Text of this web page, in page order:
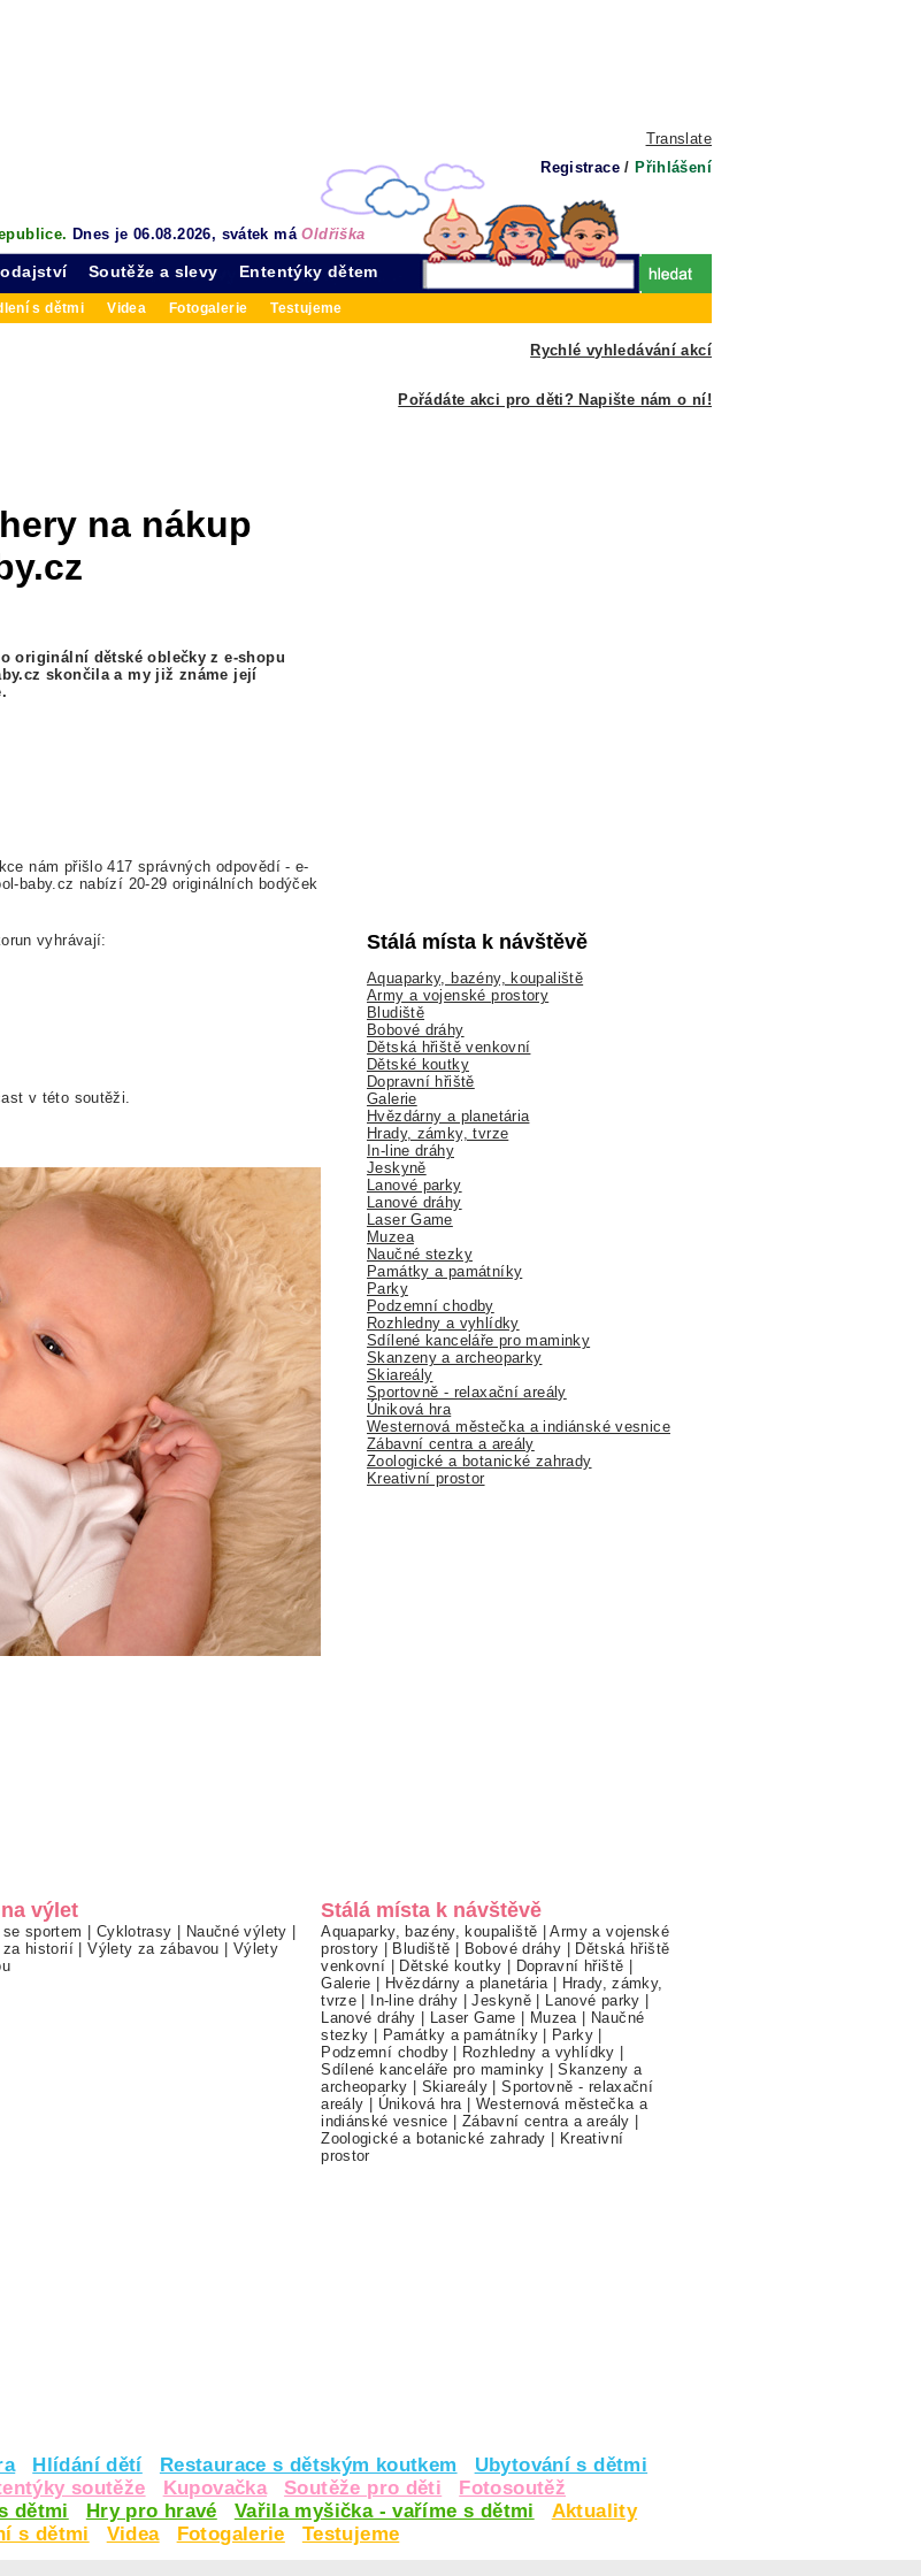
Translate
Registrace / Přihlášení
Dnes je 06.08.2026, svátek máOldřiška
s dětmi Videa Fotogalerie Testujeme
Soutěže a slevy Ententýky dětem
Rychlé vyhledávání akcí
Pořádáte akci pro děti? Napište nám o ní!
na nákup
originální dětské oblečky z e-shopu
skončila a my již známe její
nám přišlo 417 správných odpovědí - e-
baby.cz nabízí 20-29 originálních bodýček
vyhrávají:
v této soutěži.
Stálá místa k návštěvě
Aquaparky, bazény, koupaliště
Army a vojenské prostory
Bludiště
Bobové dráhy
Dětská hřiště venkovní
Dětské koutky
Dopravní hřiště
Galerie
Hvězdárny a planetária
Hrady, zámky, tvrze
In-line dráhy
Jeskyně
Lanové parky
Lanové dráhy
Laser Game
Muzea
Naučné stezky
Památky a památníky
Parky
Podzemní chodby
Rozhledny a vyhlídky
Sdílené kanceláře pro maminky
Skanzeny a archeoparky
Skiareály
Sportovně - relaxační areály
Úniková hra
Westernová městečka a indiánské vesnice
Zábavní centra a areály
Zoologické a botanické zahrady
Kreativní prostor
výlet
sportem | Cyklotrasy | Naučné výlety |
historií |Výlety za zábavou | Výlety
Stálá místa k návštěvě
Aquaparky, bazény, koupaliště |Army a vojenské
prostory | Bludiště | Bobové dráhy | Dětská hřiště
venkovní | Dětské koutky | Dopravní hřiště |
Galerie | Hvězdárny a planetária | Hrady, zámky,
tvrze | In-line dráhy |Jeskyně | Lanové parky |
Lanové dráhy | Laser Game | Muzea | Naučné
stezky | Památky a památníky| Parky |
Podzemní chodby| Rozhledny a vyhlídky |
Sdílené kanceláře pro maminky |Skanzeny a
archeoparky | Skiareály |Sportovně - relaxační
areály | Úniková hra |Westernová městečka a
indiánské vesnice | Zábavní centra a areály |
Zoologické a botanické zahrady | Kreativní
prostor
Hlídání dětí Restaurace s dětským koutkem
Ubytování s dětmi
soutěže Kupovačka Soutěže pro děti
Fotosoutěž
dětmi Hry pro hravé Vařila myšička - vaříme s dětmi
Aktuality
s dětmi Videa Fotogalerie Testujeme